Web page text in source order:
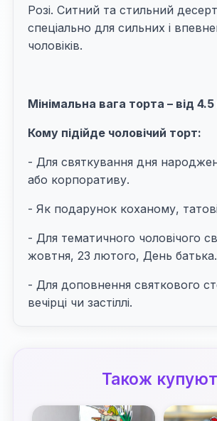
Розі. Ситний та стильний
спеціально для сильних і
чоловіків.
Мінімальна вага торта – від 4.5
Кому підійде чоловічий торт:
- Для святкування дня
або корпоративу.
- Як подарунок коханому,
- Для тематичного чоловічого
жовтня, 23 лютого, День батька.
- Для доповнення святкового
вечірці чи застіллі.
Також